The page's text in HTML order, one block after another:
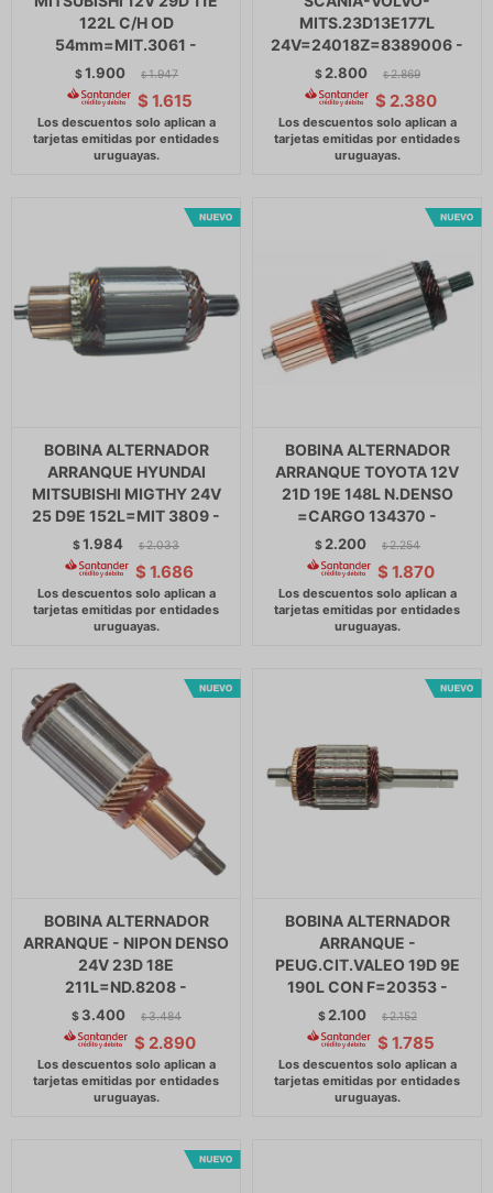
122L C/H OD
54mm=MIT.3061 -
$1.900 $ 1.947
$ 1.615
MITS.23D13E177L
24V=24018Z=8389006 -
$ 2.800 $ 2.869
$ 2.380
BOBINA ALTERNADOR
ARRANQUE HYUNDAI
MITSUBISHI MIGTHY 24V
25 D9E 152L=MIT 3809 -
$1.984 $ 2.033
$ 1.686
BOBINA ALTERNADOR
ARRANQUE TOYOTA 12V
21D 19E 148L N.DENSO
=CARGO 134370 -
$ 2.200 $ 2.254
$ 1.870
BOBINA ALTERNADOR
ARRANQUE - NIPON DENSO
24V 23D 18E
211L=ND.8208 -
$ 3.400 $ 3.484
$ 2.890
BOBINA ALTERNADOR
ARRANQUE -
PEUG.CIT.VALEO 19D 9E
190L CON F=20353 -
$ 2.100 $ 2.152
$ 1.785